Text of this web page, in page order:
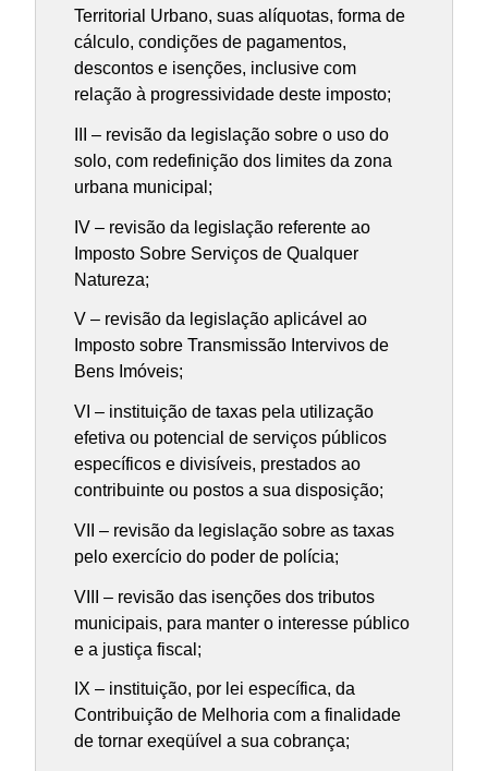
Territorial Urbano, suas alíquotas, forma de
cálculo, condições de pagamentos,
descontos e isenções, inclusive com
relação à progressividade deste imposto;
III – revisão da legislação sobre o uso do
solo, com redefinição dos limites da zona
urbana municipal;
IV – revisão da legislação referente ao
Imposto Sobre Serviços de Qualquer
Natureza;
V – revisão da legislação aplicável ao
Imposto sobre Transmissão Intervivos de
Bens Imóveis;
VI – instituição de taxas pela utilização
efetiva ou potencial de serviços públicos
específicos e divisíveis, prestados ao
contribuinte ou postos a sua disposição;
VII – revisão da legislação sobre as taxas
pelo exercício do poder de polícia;
VIII – revisão das isenções dos tributos
municipais, para manter o interesse público
e a justiça fiscal;
IX – instituição, por lei específica, da
Contribuição de Melhoria com a finalidade
de tornar exeqüível a sua cobrança;